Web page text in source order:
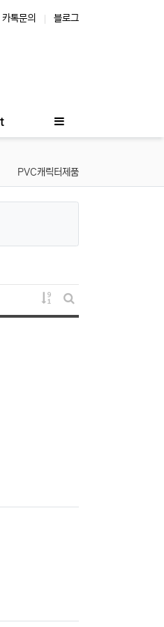
카톡문의 블로그
PVC캐릭터제품
게시물 정렬
게시판 검색